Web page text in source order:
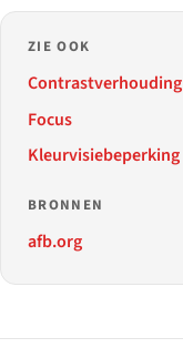
ZIE OOK
Contrastverhouding
Focus
Kleurvisiebeperking
BRONNEN
afb.org